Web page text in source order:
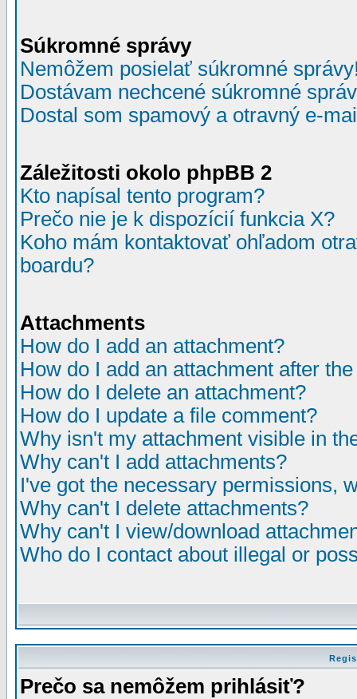
Súkromné správy
Nemôžem posielať súkromné
Dostávam nechcené súkromné
Dostal som spamový a otravný e-
Záležitosti okolo phpBB 2
Kto napísal tento program?
Prečo nie je k dispozícií funkcia X?
Koho mám kontaktovať ohľadom
boardu?
Attachments
How do I add an attachment?
How do I add an attachment after
How do I delete an attachment?
How do I update a file comment?
Why isn't my attachment visible in
Why can't I add attachments?
I've got the necessary permissions,
Why can't I delete attachments?
Why can't I view/download
Who do I contact about illegal or
Prečo sa nemôžem prihlásiť?